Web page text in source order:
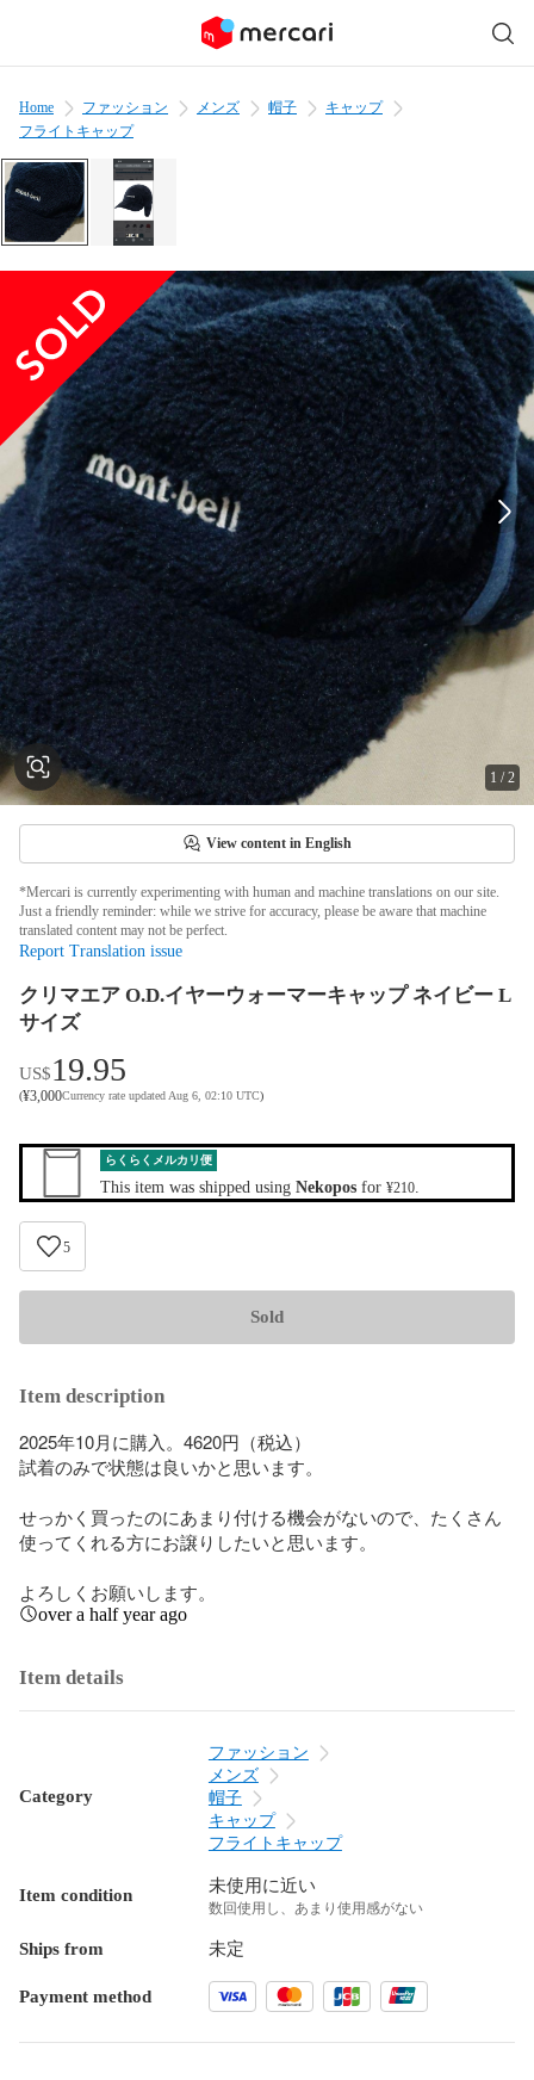
Home ファッション メンズ 帽子
キャップ
フライトキャップ
1 /2
View content in English
*Mercari is currently experimenting with human and machine translations on our site.
Just a friendly reminder: while we strive for accuracy, please be aware that machine
translated content may not be perfect.
Report Translation issue
クリマエア O.D.イヤーウォーマーキャップ ネイビー L
サイズ
US$19.95
(¥3,000Currency rate updated Aug 6, 02:10 UTC)
らくらくメルカリ便
This item was shipped using Nekopos for ¥210
5
Sold
Item description
2025年10月に購入。4620円（税込）
試着のみで状態は良いかと思います。
せっかく買ったのにあまり付ける機会がないので、たくさん
使ってくれる方にお譲りしたいと思います。
よろしくお願いします。
over a half year ago
Item details
Category
ファッション
メンズ
帽子
キャップ
フライトキャップ
Item condition 未使用に近い
数回使用し、あまり使用感がない
Ships from 未定
Payment method